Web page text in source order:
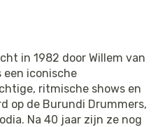
in 1982 door Willem van
een iconische
ritmische shows en
op de Burundi Drummers,
Na 40 jaar zijn ze nog